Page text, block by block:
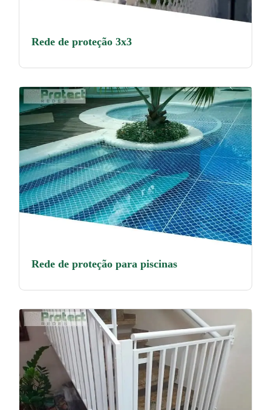
Rede de proteção 3x3
Rede de proteção para piscinas